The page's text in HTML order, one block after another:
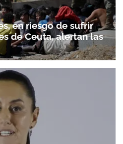
en riesgo de sufrir
de Ceuta, alertan las